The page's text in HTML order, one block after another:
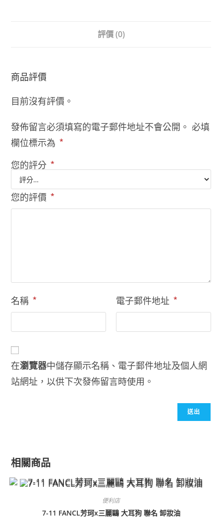
評價 (0)
商品評價
目前沒有評價。
發佈留言必須填寫的電子郵件地址不會公開。 必填
欄位標示為 *
您的評分 *
您的評價 *
名稱 * 電子郵件地址 *
在瀏覽器中儲存顯示名稱、電子郵件地址及個人網
站網址，以供下次發佈留言時使用。
相關商品
便利店
7-11 FANCL芳珂x三麗鷗 大耳狗 聯名 卸妝油